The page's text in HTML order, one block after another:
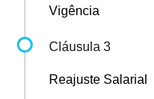
Vigência
Cláusula 3
Reajuste Salarial